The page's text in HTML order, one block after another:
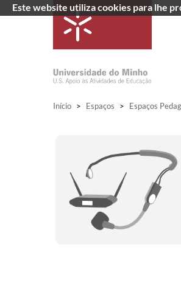
Início > Espaços > Espaços
Este website utiliza cookies para lhe